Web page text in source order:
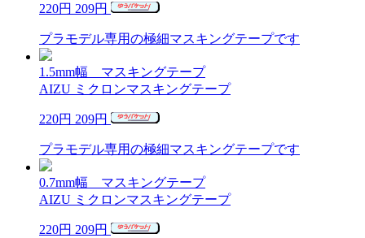
220円 209円
プラモデル専用の極細マスキングテープです
1.5mm幅 マスキングテープ
AIZU ミクロンマスキングテープ
220円 209円
プラモデル専用の極細マスキングテープです
0.7mm幅 マスキングテープ
AIZU ミクロンマスキングテープ
220円 209円